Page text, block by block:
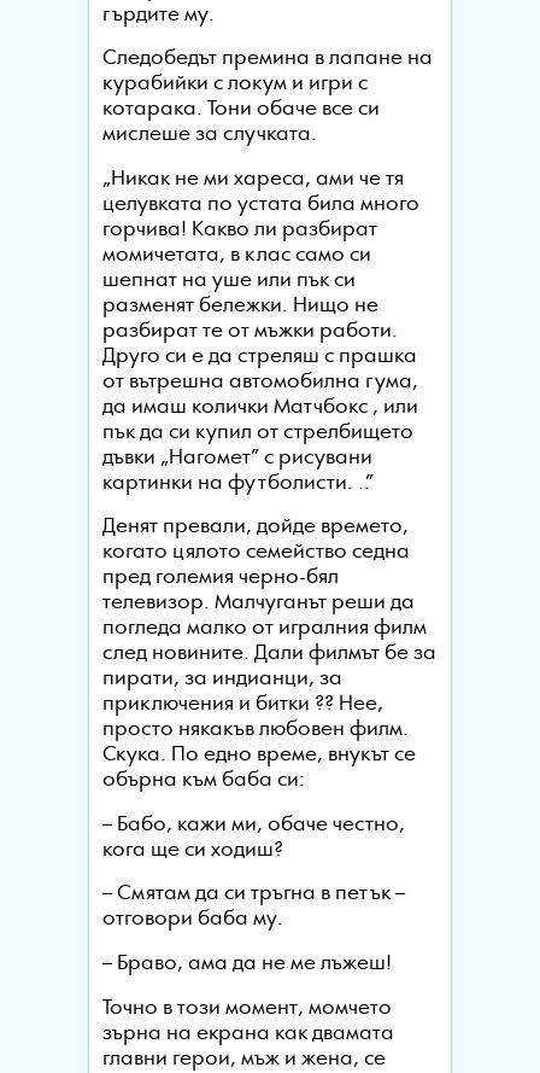
гърдите му.
Следобедът премина в лапане на
курабийки с локум и игри с
котарака. Тони обаче все си
мислеше за случката.
„Никак не ми хареса, ами че тя
целувката по устата била много
горчива! Какво ли разбират
момичетата, в клас само си
шепнат на уше или пък си
разменят бележки. Нищо не
разбират те от мъжки работи.
Друго си е да стреляш с прашка
от вътрешна автомобилна гума,
да имаш колички Матчбокс , или
пък да си купил от стрелбището
дъвки „Нагомет” с рисувани
картинки на футболисти. ..”
Денят превали, дойде времето,
когато цялото семейство седна
пред големия черно-бял
телевизор. Малчуганът реши да
погледа малко от игралния филм
след новините. Дали филмът бе за
пирати, за индианци, за
приключения и битки ?? Нее,
просто някакъв любовен филм.
Скука. По едно време, внукът се
обърна към баба си:
– Бабо, кажи ми, обаче честно,
кога ще си ходиш?
– Смятам да си тръгна в петък –
отговори баба му.
– Браво, ама да не ме лъжеш!
Точно в този момент, момчето
зърна на екрана как двамата
главни герои, мъж и жена, се